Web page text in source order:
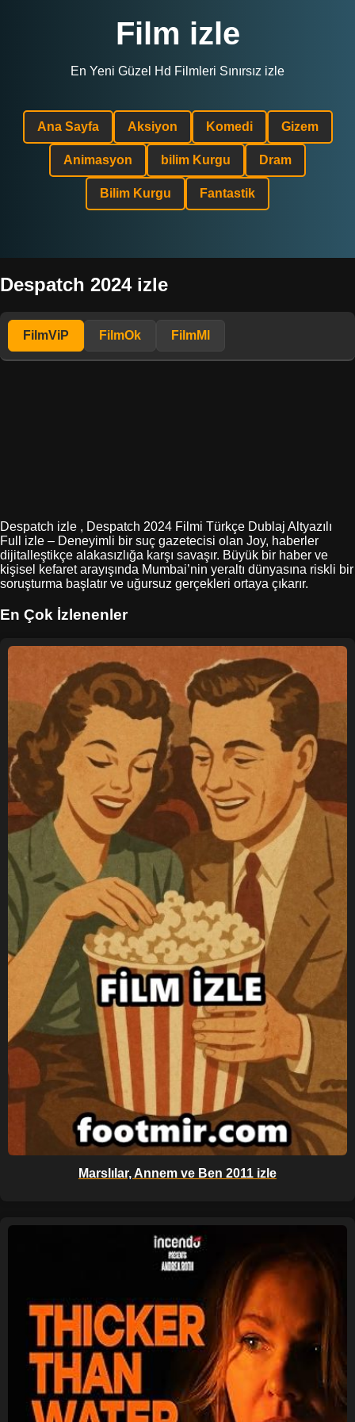
Film izle
En Yeni Güzel Hd Filmleri Sınırsız izle
Ana Sayfa Aksiyon Komedi Gizem
Animasyon bilim Kurgu Dram
Bilim Kurgu Fantastik
Despatch 2024 izle
FilmViP FilmOk FilmMl
Despatch izle , Despatch 2024 Filmi Türkçe Dublaj Altyazılı
Full izle – Deneyimli bir suç gazetecisi olan Joy, haberler
dijitalleştikçe alakasızlığa karşı savaşır. Büyük bir haber ve
kişisel kefaret arayışında Mumbai’nin yeraltı dünyasına riskli bir
soruşturma başlatır ve uğursuz gerçekleri ortaya çıkarır.
En Çok İzlenenler
Marslılar, Annem ve Ben 2011 izle